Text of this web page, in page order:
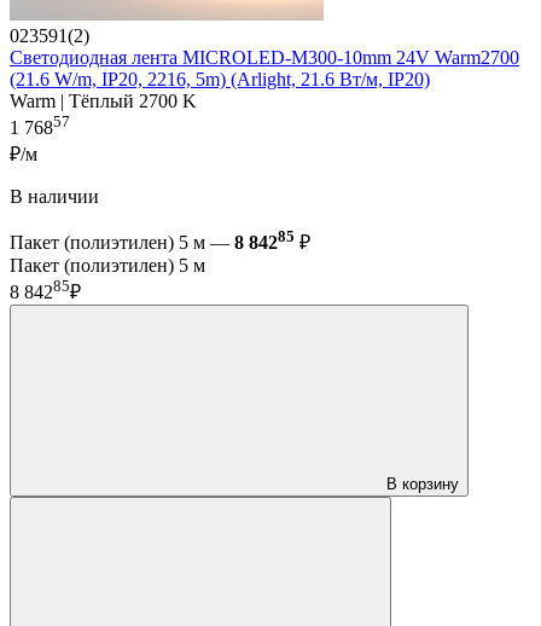
023591(2)
Светодиодная лента MICROLED-M300-10mm 24V Warm2700
(21.6 W/m, IP20, 2216, 5m) (Arlight, 21.6 Вт/м, IP20)
Warm | Тёплый 2700 K
1 76857
₽/м
В наличии
Пакет (полиэтилен) 5 м — 8 84285 ₽
Пакет (полиэтилен) 5 м
8 84285₽
В корзину